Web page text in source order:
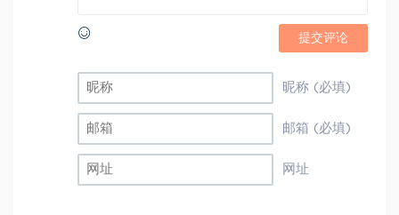
提交评论
昵称 (必填)
邮箱 (必填)
网址